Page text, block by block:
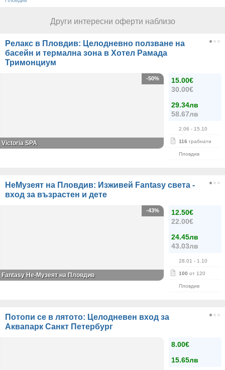
Други интересни оферти наблизо
Релакс в Пловдив: Целодневно ползване на
басейн и термална зона в Хотел Рамада
Тримонциум
15.00€
30.00€
29.34лв
58.67лв
2.06 - 15.10
116 грабнати
Пловдив
-50%
Victoria SPA
НеМузеят на Пловдив: Изживей Fantasy света -
вход за възрастен и дете
12.50€
22.00€
24.45лв
43.03лв
28.01 - 1.10
100 от 120
Пловдив
-43%
Fantasy Не-Музеят на Пловдив
Потопи се в лятото: Целодневен вход за
Аквапарк Санкт Петербург
8.00€
15.65лв